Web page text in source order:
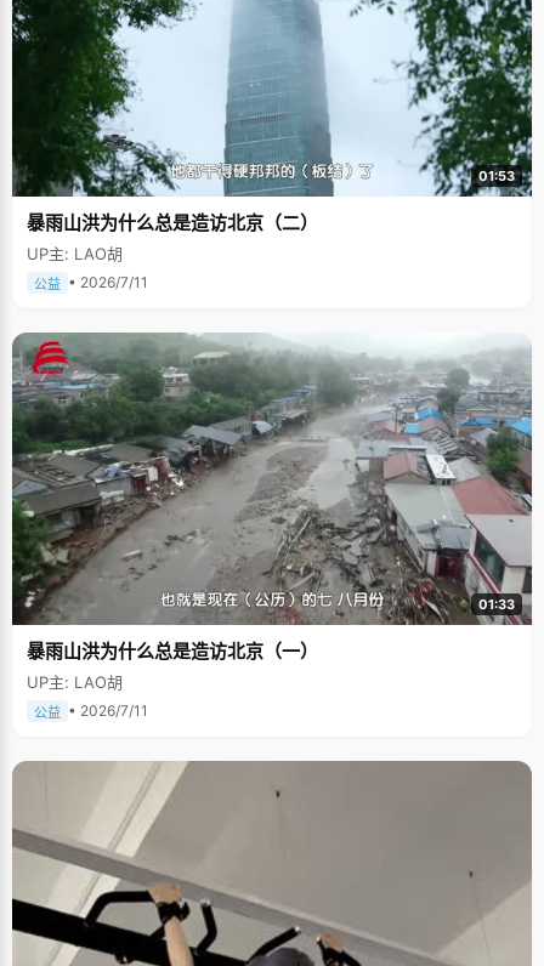
01:53
暴雨山洪为什么总是造访北京（二）
UP主: LAO胡
公益 • 2026/7/11
01:33
暴雨山洪为什么总是造访北京（一）
UP主: LAO胡
公益 • 2026/7/11